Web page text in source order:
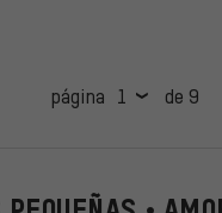
página de 9